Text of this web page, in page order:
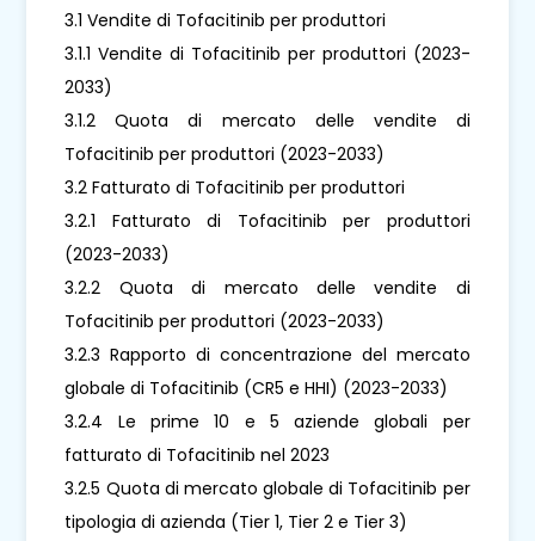
3.1 Vendite di Tofacitinib per produttori
3.1.1 Vendite di Tofacitinib per produttori (2023-
2033)
3.1.2 Quota di mercato delle vendite di
Tofacitinib per produttori (2023-2033)
3.2 Fatturato di Tofacitinib per produttori
3.2.1 Fatturato di Tofacitinib per produttori
(2023-2033)
3.2.2 Quota di mercato delle vendite di
Tofacitinib per produttori (2023-2033)
3.2.3 Rapporto di concentrazione del mercato
globale di Tofacitinib (CR5 e HHI) (2023-2033)
3.2.4 Le prime 10 e 5 aziende globali per
fatturato di Tofacitinib nel 2023
3.2.5 Quota di mercato globale di Tofacitinib per
tipologia di azienda (Tier 1, Tier 2 e Tier 3)